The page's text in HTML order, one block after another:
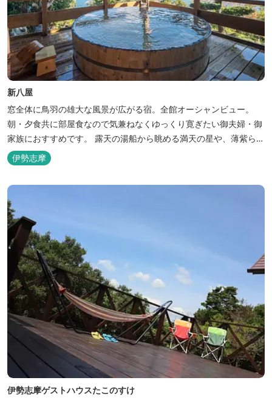
新八屋
窓全体に鳥羽の雄大な風景が広がる宿。全館オーシャンビュー。
朝・夕食共に部屋食なので気兼ねなくゆっくり寛ぎたい御夫婦・御
家族におすすめです。 露天の湯船から眺める満天の星や、薄紫ら染
まる朝の海は一見の価値有。夕食は旬の素材を大釜で蒸し上げる名
物「五右衛門蒸し」、鯛や伊勢海老の舟盛りに海鮮鍋も。
伊勢志摩
伊勢志摩ゲストハウスたこのすけ